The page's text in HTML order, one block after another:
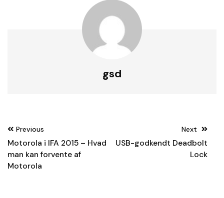
gsd
Post
navigation
Previous
Motorola i IFA 2015 – Hvad
man kan forvente af
Motorola
Next
USB-godkendt Deadbolt
Lock